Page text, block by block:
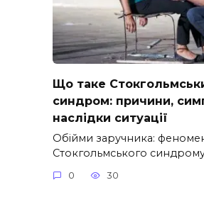
Що таке
синдром: причини,
наслідки ситуації
Обійми заручника:
Стокгольмського
0 30